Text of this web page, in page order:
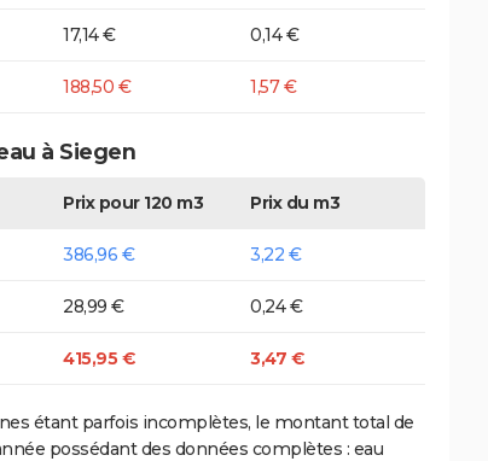
17,14 € 0,14 €
188,50 € 1,57 €
à Siegen
Prix pour 120 m3 Prix du m3
386,96 € 3,22 €
28,99 € 0,24 €
415,95 € 3,47 €
étant parfois incomplètes, le montant total de
possédant des données complètes : eau